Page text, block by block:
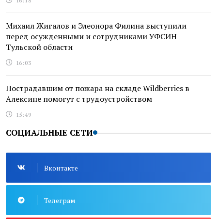
Михаил Жигалов и Элеонора Филина выступили
перед осужденными и сотрудниками УФСИН
Тульской области
16:03
Пострадавшим от пожара на складе Wildberries в
Алексине помогут с трудоустройством
15:49
СОЦИАЛЬНЫЕ СЕТИ
Вконтакте
Телеграм